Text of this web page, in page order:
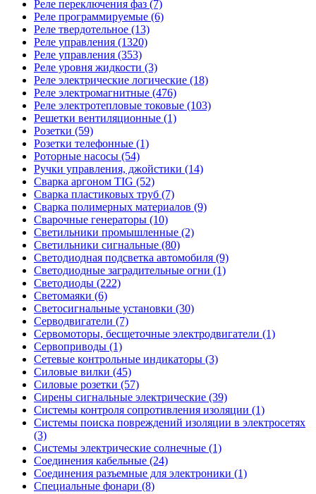
Реле переключения фаз (7)
Реле программируемые (6)
Реле твердотельное (13)
Реле управления (1320)
Реле управления (353)
Реле уровня жидкости (3)
Реле электрические логические (18)
Реле электромагнитные (476)
Реле электротепловые токовые (103)
Решетки вентиляционные (1)
Розетки (59)
Розетки телефонные (1)
Роторные насосы (54)
Ручки управления, джойстики (14)
Сварка аргоном TIG (52)
Сварка пластиковых труб (7)
Сварка полимерных материалов (9)
Сварочные генераторы (10)
Светильники промышленные (2)
Светильники сигнальные (80)
Светодиодная подсветка автомобиля (9)
Светодиодные заградительные огни (1)
Светодиоды (222)
Светомаяки (6)
Светосигнальные установки (30)
Серводвигатели (7)
Сервомоторы, бесщеточные электродвигатели (1)
Сервоприводы (1)
Сетевые контрольные индикаторы (3)
Силовые вилки (45)
Силовые розетки (57)
Сирены сигнальные электрические (39)
Системы контроля сопротивления изоляции (1)
Системы поиска повреждений изоляции в электросетях
(3)
Системы электрические солнечные (1)
Соединения кабельные (24)
Соединения разъемные для электроники (1)
Специальные фонари (8)